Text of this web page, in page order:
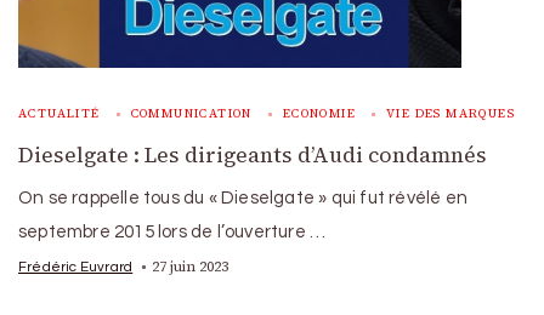
ACTUALITÉ COMMUNICATION ECONOMIE VIE DES MARQUES
Dieselgate : Les dirigeants d’Audi condamnés
On se rappelle tous du « Dieselgate » qui fut révélé en
septembre 2015 lors de l’ouverture …
Frédéric Euvrard 27 juin 2023